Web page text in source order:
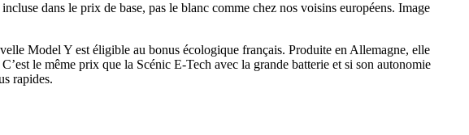
dans le prix de base, pas le blanc comme chez nos voisins européens. Image
Model Y est éligible au bonus écologique français. Produite en Allemagne, elle
le même prix que la Scénic E-Tech avec la grande batterie et si son autonomie
rapides.